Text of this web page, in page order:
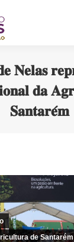
𝐍𝐞𝐥𝐚𝐬
𝐝𝐚
𝐒𝐚𝐧𝐭𝐚𝐫𝐞́𝐦
de Santarém